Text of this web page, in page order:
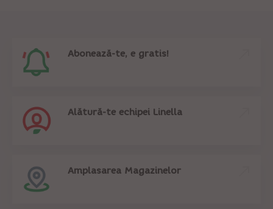
Abonează-te, e gratis!
Alătură-te echipei Linella
Amplasarea Magazinelor